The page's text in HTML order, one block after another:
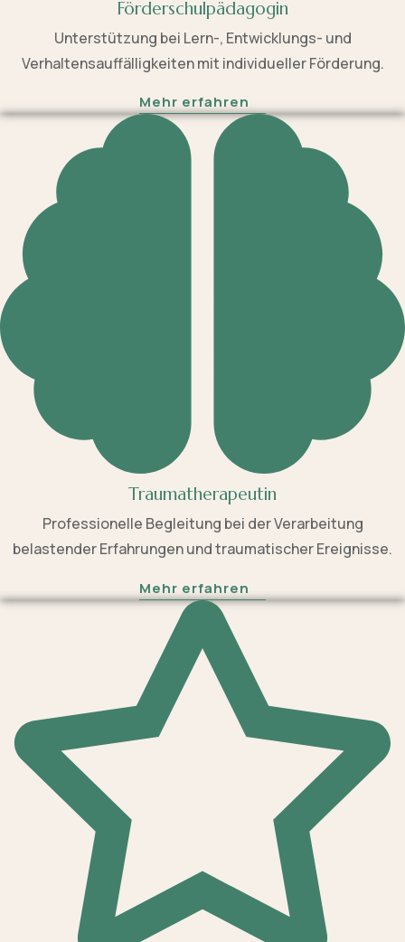
Förderschulpädagogin
Unterstützung bei Lern-, Entwicklungs- und
Verhaltensauffälligkeiten mit individueller Förderung.
Mehr erfahren
Traumatherapeutin
Professionelle Begleitung bei der Verarbeitung
belastender Erfahrungen und traumatischer Ereignisse.
Mehr erfahren